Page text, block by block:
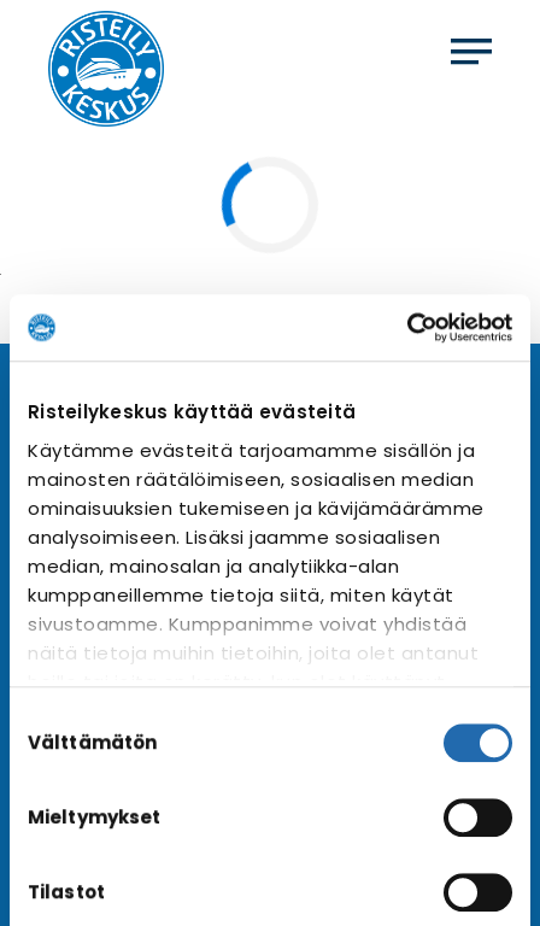
Risteilykeskus käyttää evästeitä
Käytämme evästeitä tarjoamamme sisällön ja
mainosten räätälöimiseen, sosiaalisen median
ominaisuuksien tukemiseen ja kävijämäärämme
analysoimiseen. Lisäksi jaamme sosiaalisen
median, mainosalan ja analytiikka-alan
kumppaneillemme tietoja siitä, miten käytät
sivustoamme. Kumppanimme voivat yhdistää
näitä tietoja muihin tietoihin, joita olet antanut
evästeasetuksiesi hyväksyntää sivuston
linkistä.
valinta
Välttämätön
Mieltymykset
Tilastot
Tilaa uutiskirje
Tilaa Risteilykeskuksen uutiskirje sähköpostiisi. Saat
samalla ensimmäisten joukossa tiedot eri
varustamoiden tarjouksista ja kampanjaeduista.
Tilaa uutiskirje
Arkisto →
Ota yhteyttä
Lähetä tarjouspyyntö